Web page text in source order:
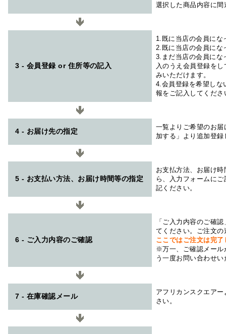
選択した商品内容に
3 - 会員登録 or 住所等の記入
1.既に当店の会員にな
2.既に当店の会員にな
3.まだ当店の会員にな
入のうえ会員登録を
みいただけます。
4.会員登録を希望しな
報をご記入してくださ
4 - お届け先の指定
一覧よりご希望のお
加する」より追加登
5 - お支払い方法、お届け時間等の指定
お支払方法、お届け
ら、入力フォームに
記ください。
6 - ご入力内容のご確認
「ご入力内容のご確
てください。ご注文
ここではご注文は完
※万一、ご確認メール
う一度お問い合わせ
7 - 在庫確認メール
アフリカンスクエアー
さい。